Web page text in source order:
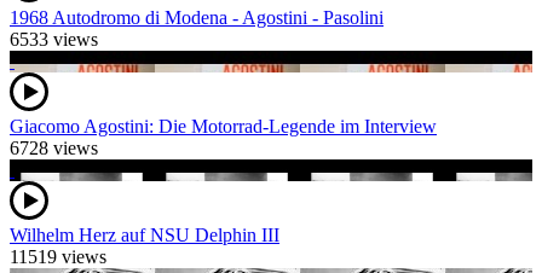
1968 Autodromo di Modena - Agostini - Pasolini
6533 views
Giacomo Agostini: Die Motorrad-Legende im Interview
6728 views
Wilhelm Herz auf NSU Delphin III
11519 views